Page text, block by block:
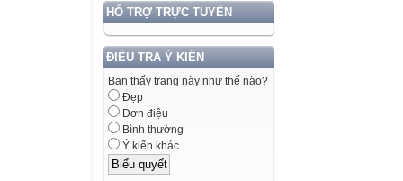
HỖ TRỢ TRỰC TUYẾN
ĐIỀU TRA Ý KIẾN
Bạn thấy trang này như thế nào?
Đẹp
Đơn điệu
Bình thường
Ý kiến khác